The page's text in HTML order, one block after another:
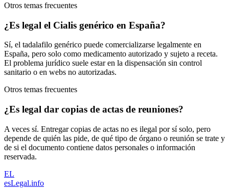
Otros temas frecuentes
¿Es legal el Cialis genérico en España?
Sí, el tadalafilo genérico puede comercializarse legalmente en
España, pero solo como medicamento autorizado y sujeto a receta.
El problema jurídico suele estar en la dispensación sin control
sanitario o en webs no autorizadas.
Otros temas frecuentes
¿Es legal dar copias de actas de reuniones?
A veces sí. Entregar copias de actas no es ilegal por sí solo, pero
depende de quién las pide, de qué tipo de órgano o reunión se trate y
de si el documento contiene datos personales o información
reservada.
EL
esLegal.info